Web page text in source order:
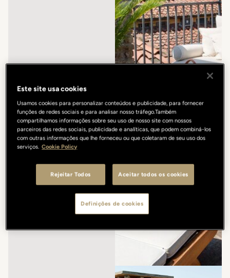
Este site usa cookies
Usamos cookies para personalizar conteúdos e publicidade, para fornecer
funções de redes sociais e para analisar nosso tráfego.Também
compartilhamos informações sobre seu uso de nosso site com nossos
parceiros das redes sociais, publicidade e analíticas, que podem combiná-los
com outras informações que lhe forneceu ou que coletaram de seu uso dos
serviços. Cookie Policy
Rejeitar Todos Aceitar todos os cookies
Definições de cookies